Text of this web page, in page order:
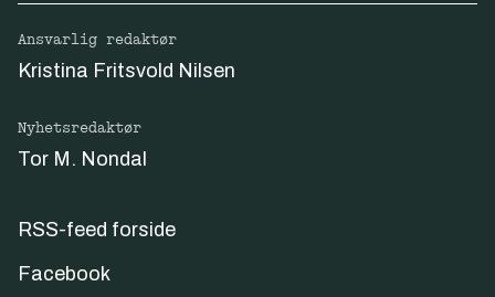
Ansvarlig redaktør
Kristina Fritsvold Nilsen
Nyhetsredaktør
Tor M. Nondal
RSS-feed forside
Facebook